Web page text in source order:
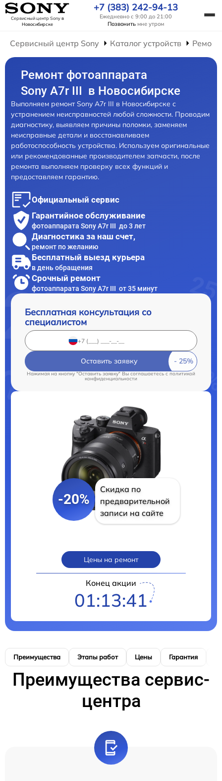
Сервисный центр Sonyв
Новосибирске
+7 (383) 242-94-13
Ежедневно с 9:00 до 21:00
Позвонить мне утром
Сервисный центр Sony Каталог устройств
Ремонт фотоаппарата
Sony A7r III в Новосибирске
Выполняем ремонт Sony A7r III в Новосибирске с
устранением неисправностей любой сложности. Проводим
диагностику, выявляем причины поломки, заменяем
неисправные детали и восстанавливаем
работоспособность устройства. Используем оригинальные
или рекомендованные производителем запчасти, после
ремонта выполняем проверку всех функций и
предоставляем гарантию.
Официальный сервис
Гарантийное обслуживание
фотоаппарата Sony A7r III до 3 лет
Диагностика за наш счет,
ремонт по желанию
Бесплатный выезд курьера
в день обращения
Срочный ремонт
фотоаппарата Sony A7r III от 35 минут
Бесплатная консультация со
специалистом
Оставить заявку
Нажимая на кнопку "Оставить заявку" Вы соглашаетесь cполитикой
конфиденциальности
-20%
Скидка по
предварительной
записи на сайте
Цены на ремонт
Конец акции
01:13:40
Преимущества Этапы работ Цены Гарантия
Преимущества сервис-
центра